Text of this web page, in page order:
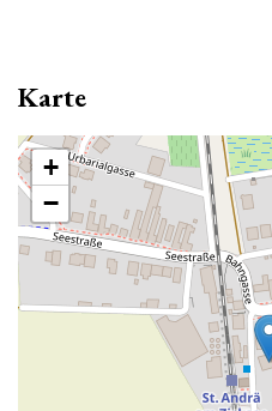
Karte
+
−